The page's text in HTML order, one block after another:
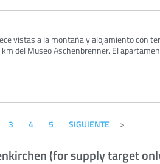
vistas a la montaña y alojamiento con
del Museo Aschenbrenner. El
3 4 5 SIGUIENTE
(for supply target